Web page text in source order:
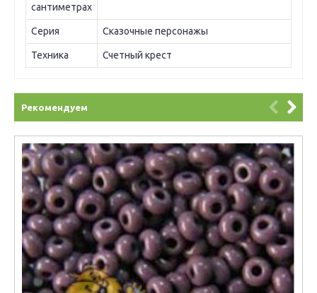
сантиметрах
Серия Сказочные персонажы
Техника Счетный крест
Рекомендуем